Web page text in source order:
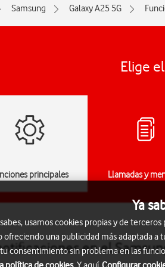
Samsung Galaxy A25 5G
Elige
principales Llamadas y
en el
Ya
usamos cookies propias y de
ofreciendo una publicidad más adaptada a
consentimiento sin problema en las